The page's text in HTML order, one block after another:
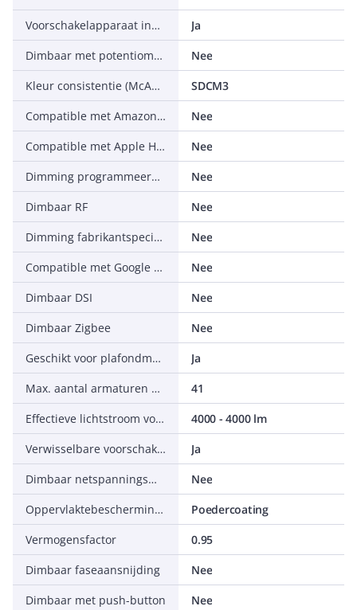
Voorschakelapparaat inbegrepen
Ja
Dimbaar met potentiometer (geïntegreerd)
Nee
Kleur consistentie (McAdam ellips)
SDCM3
Compatible met Amazon Alexa
Nee
Compatible met Apple HomeKit
Nee
Dimming programmeerbaar
Nee
Dimbaar RF
Nee
Dimming fabrikantspecifiek
Nee
Compatible met Google Assistant
Nee
Dimbaar DSI
Nee
Dimbaar Zigbee
Nee
Geschikt voor plafondmontage
Ja
Max. aantal armaturen per leidingbeveiligingsschakelaar C16
41
Effectieve lichtstroom volgens IEC 62722-2-1
4000 - 4000 lm
Verwisselbare voorschakelapparatuur
Ja
Dimbaar netspanningsmodulatie
Nee
Oppervlaktebescherming behuizing
Poedercoating
Vermogensfactor
0.95
Dimbaar faseaansnijding
Nee
Dimbaar met push-button
Nee